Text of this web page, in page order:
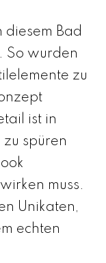
diesem Bad
So wurden
zu
ist in
spüren
muss.
Unikaten,
echten